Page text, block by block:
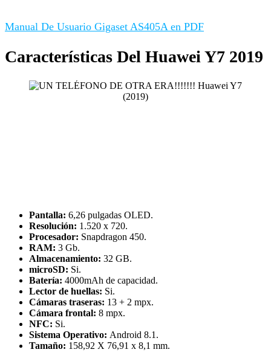
Manual De Usuario Gigaset AS405A en PDF
Características Del Huawei Y7 2019
Pantalla: 6,26 pulgadas OLED.
Resolución: 1.520 x 720.
Procesador: Snapdragon 450.
RAM: 3 Gb.
Almacenamiento: 32 GB.
microSD: Si.
Batería: 4000mAh de capacidad.
Lector de huellas: Si.
Cámaras traseras: 13 + 2 mpx.
Cámara frontal: 8 mpx.
NFC: Si.
Sistema Operativo: Android 8.1.
Tamaño: 158,92 X 76,91 x 8,1 mm.